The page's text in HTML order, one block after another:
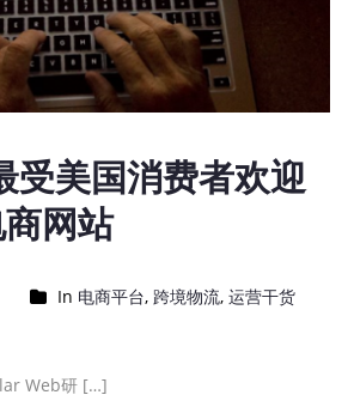
受美国消费者欢迎
商网站
In 电商平台, 跨境物流, 运营干货
Web研 […]